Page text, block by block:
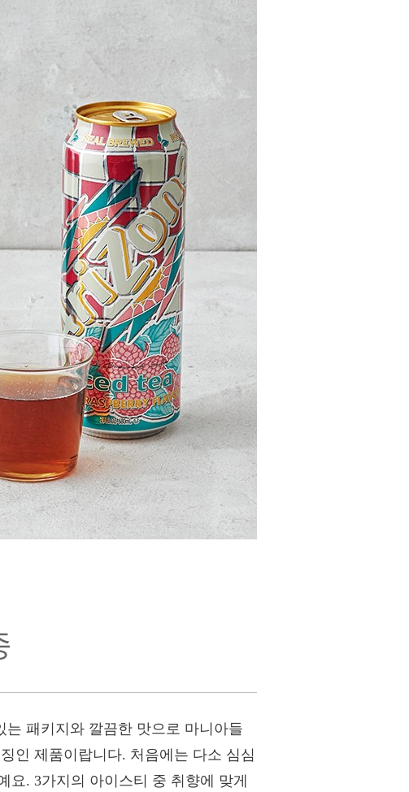
패키지와 깔끔한 맛으로 마니아들
인 제품이랍니다. 처음에는 다소 심심
. 3가지의 아이스티 중 취향에 맞게